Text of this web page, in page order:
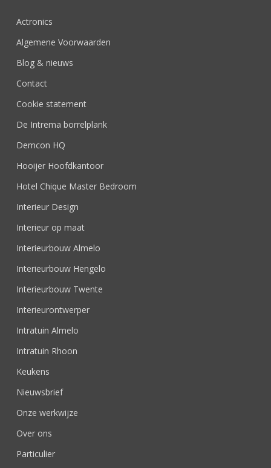
Actronics
Algemene Voorwaarden
Blog & nieuws
Contact
Cookie statement
De Intrema borrelplank
Demcon HQ
Hooijer Hoofdkantoor
Hotel Chique Master Bedroom
Interieur Design
Interieur op maat
Interieurbouw Almelo
Interieurbouw Hengelo
Interieurbouw Twente
Interieurontwerper
Intratuin Almelo
Intratuin Rhoon
Keukens
Nieuwsbrief
Onze werkwijze
Over ons
Particulier